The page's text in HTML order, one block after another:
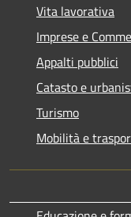
Vita lavorativa
Imprese e
Appalti pubblici
Catasto e
Turismo
Mobilità e